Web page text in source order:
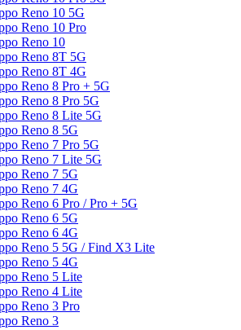
Reno 10 5G
Reno 10 Pro
Reno 10
Reno 8T 5G
Reno 8T 4G
Reno 8 Pro + 5G
Reno 8 Pro 5G
Reno 8 Lite 5G
Reno 8 5G
Reno 7 Pro 5G
Reno 7 Lite 5G
Reno 7 5G
Reno 7 4G
Reno 6 Pro / Pro + 5G
Reno 6 5G
Reno 6 4G
Reno 5 5G / Find X3 Lite
Reno 5 4G
Reno 5 Lite
Reno 4 Lite
Reno 3 Pro
Reno 3